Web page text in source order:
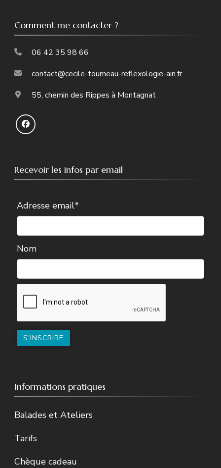
Comment me contacter ?
06 42 35 98 66
contact@cecile-tourneau-reflexologie-ain.fr
55, chemin des Rippes à Montagnat
Recevoir les infos par email
Adresse email*
Nom
Informations pratiques
Balades et Ateliers
Tarifs
Chèque cadeau